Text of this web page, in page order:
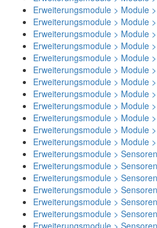
Erweiterungsmodule > Module
Erweiterungsmodule > Module
Erweiterungsmodule > Module
Erweiterungsmodule > Module
Erweiterungsmodule > Module
Erweiterungsmodule > Module
Erweiterungsmodule > Module
Erweiterungsmodule > Module
Erweiterungsmodule > Module
Erweiterungsmodule > Module
Erweiterungsmodule > Module
Erweiterungsmodule > Module
Erweiterungsmodule >
Erweiterungsmodule >
Erweiterungsmodule >
Erweiterungsmodule >
Erweiterungsmodule >
Erweiterungsmodule >
Erweiterungsmodule >